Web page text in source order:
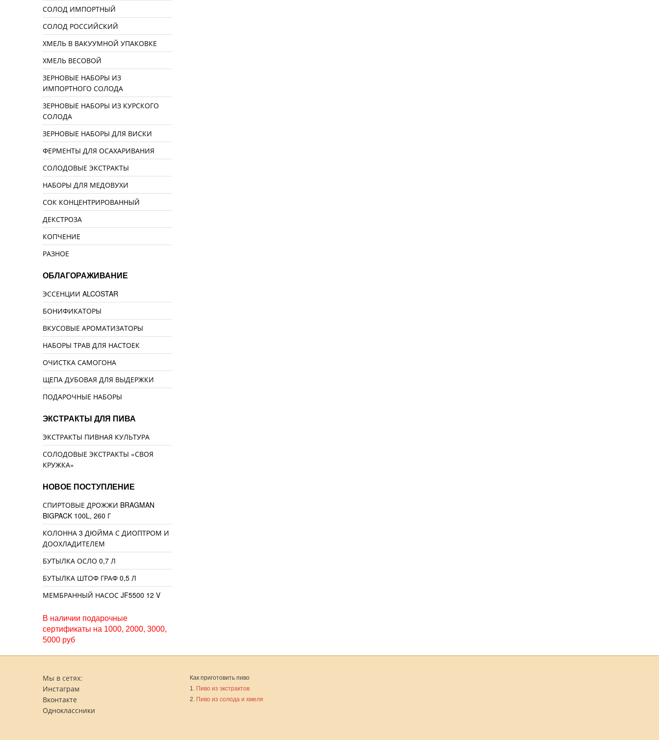
СОЛОД ИМПОРТНЫЙ
СОЛОД РОССИЙСКИЙ
ХМЕЛЬ В ВАКУУМНОЙ УПАКОВКЕ
ХМЕЛЬ ВЕСОВОЙ
ЗЕРНОВЫЕ НАБОРЫ ИЗ
ИМПОРТНОГО СОЛОДА
ЗЕРНОВЫЕ НАБОРЫ ИЗ КУРСКОГО
СОЛОДА
ЗЕРНОВЫЕ НАБОРЫ ДЛЯ ВИСКИ
ФЕРМЕНТЫ ДЛЯ ОСАХАРИВАНИЯ
СОЛОДОВЫЕ ЭКСТРАКТЫ
НАБОРЫ ДЛЯ МЕДОВУХИ
СОК КОНЦЕНТРИРОВАННЫЙ
ДЕКСТРОЗА
КОПЧЕНИЕ
РАЗНОЕ
ОБЛАГОРАЖИВАНИЕ
ЭССЕНЦИИ ALCOSTAR
БОНИФИКАТОРЫ
ВКУСОВЫЕ АРОМАТИЗАТОРЫ
НАБОРЫ ТРАВ ДЛЯ НАСТОЕК
ОЧИСТКА САМОГОНА
ЩЕПА ДУБОВАЯ ДЛЯ ВЫДЕРЖКИ
ПОДАРОЧНЫЕ НАБОРЫ
ЭКСТРАКТЫ ДЛЯ ПИВА
ЭКСТРАКТЫ ПИВНАЯ КУЛЬТУРА
СОЛОДОВЫЕ ЭКСТРАКТЫ «СВОЯ
КРУЖКА»
НОВОЕ ПОСТУПЛЕНИЕ
СПИРТОВЫЕ ДРОЖЖИ BRAGMAN
BIGPACK 100L, 260 Г
КОЛОННА 3 ДЮЙМА С ДИОПТРОМ И
ДООХЛАДИТЕЛЕМ
БУТЫЛКА ОСЛО 0,7 Л
БУТЫЛКА ШТОФ ГРАФ 0,5 Л
МЕМБРАННЫЙ НАСОС JF5500 12 V
В наличии подарочные
сертификаты на 1000, 2000, 3000,
5000 руб
Мы в сетях:
Инстаграм
Вконтакте
Одноклассники
Как приготовить пиво
1. Пиво из экстрактов
2. Пиво из солода и хмеля